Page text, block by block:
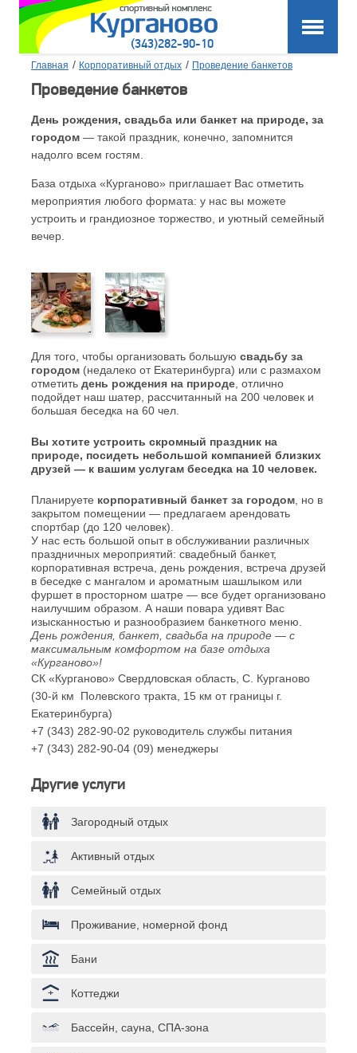
(343)282-90-10
Главная / Корпоративный отдых / Проведение банкетов
Проведение банкетов
День рождения, свадьба или банкет на природе, за
городом — такой праздник, конечно, запомнится
надолго всем гостям.
База отдыха «Курганово» приглашает Вас отметить
мероприятия любого формата: у нас вы можете
устроить и грандиозное торжество, и уютный семейный
вечер.
Для того, чтобы организовать большую свадьбу за
городом (недалеко от Екатеринбурга) или с размахом
отметить день рождения на природе , отлично
подойдет наш шатер, рассчитанный на 200 человек и
большая беседка на 60 чел.
Вы хотите устроить скромный праздник на
природе, посидеть небольшой компанией близких
друзей — к вашим услугам беседка на 10 человек.
Планируете корпоративный банкет за городом , но в
закрытом помещении — предлагаем арендовать
спортбар (до 120 человек).
У нас есть большой опыт в обслуживании различных
праздничных мероприятий: свадебный банкет,
корпоративная встреча, день рождения, встреча друзей
в беседке с мангалом и ароматным шашлыком или
фуршет в просторном шатре — все будет организовано
наилучшим образом. А наши повара удивят Вас
изысканностью и разнообразием банкетного меню.
День рождения, банкет, свадьба на природе — с
максимальным комфортом на базе отдыха
«Курганово»!
СК «Курганово» Свердловская область, С. Курганово
(30-й км Полевского тракта, 15 км от границы г.
Екатеринбурга)
+7 (343) 282-90-02 руководитель службы питания
+7 (343) 282-90-04 (09) менеджеры
Другие услуги
Загородный отдых
Активный отдых
Семейный отдых
Проживание, номерной фонд
Бани
Коттеджи
Бассейн, сауна, СПА-зона